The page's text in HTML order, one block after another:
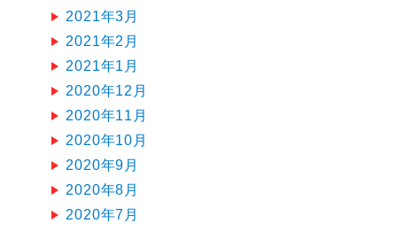
2021年3月
2021年2月
2021年1月
2020年12月
2020年11月
2020年10月
2020年9月
2020年8月
2020年7月